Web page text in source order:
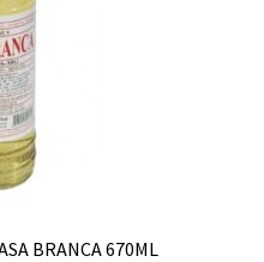
BRANCA 670ML